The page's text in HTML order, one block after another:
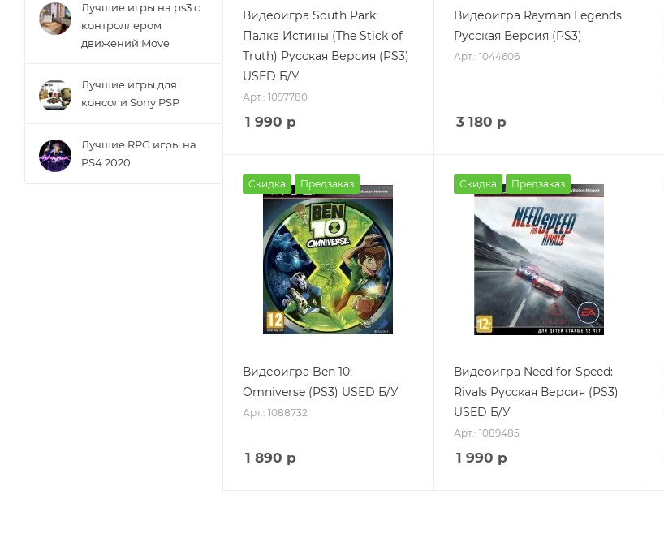
Видеоигра South Park:
Палка Истины (The Stick of
Truth) Русская Версия (PS3)
USED Б/У
Арт.: 1097780
1 990 р
Видеоигра Rayman Legends
Русская Версия (PS3)
Арт.: 1044606
3 180 р
Скидка Предзаказ
Видеоигра Ben 10:
Omniverse (PS3) USED Б/У
Арт.: 1088732
1 890 р
Скидка Предзаказ
Видеоигра Need for Speed:
Rivals Русская Версия (PS3)
USED Б/У
Арт.: 1089485
1 990 р
Лучшие игры на ps3 с
контроллером
движений Move
Лучшие игры для
консоли Sony PSP
Лучшие RPG игры на
PS4 2020